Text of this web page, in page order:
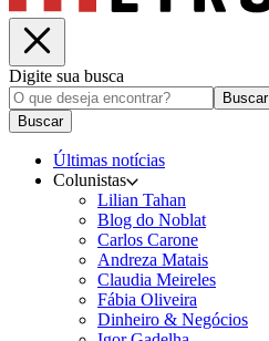
Digite sua busca
Buscar
Buscar
Últimas notícias
Colunistas
Lilian Tahan
Blog do Noblat
Carlos Carone
Andreza Matais
Claudia Meireles
Fábia Oliveira
Dinheiro & Negócios